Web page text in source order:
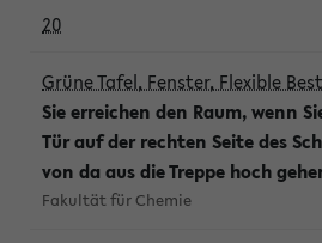
20
Grüne Tafel, Fenster, Flexible
Sie erreichen den Raum, wenn
Tür auf der rechten Seite des
von da aus die Treppe hoch
Fakultät für Chemie